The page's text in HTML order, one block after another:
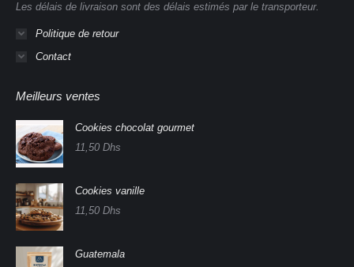
Les délais de livraison sont des délais estimés par le transporteur.
Politique de retour
Contact
Meilleurs ventes
Cookies chocolat gourmet
11,50 Dhs
Cookies vanille
11,50 Dhs
Guatemala